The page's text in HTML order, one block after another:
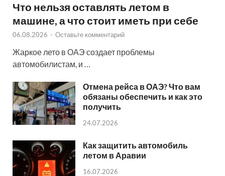
Что нельзя оставлять летом в
машине, а что стоит иметь при себе
06.08.2026 - Оставьте комментарий
Жаркое лето в ОАЭ создает проблемы
автомобилистам, и …
Отмена рейса в ОАЭ? Что вам
обязаны обеспечить и как это
получить
24.07.2026
Как защитить автомобиль
летом в Аравии
16.07.2026